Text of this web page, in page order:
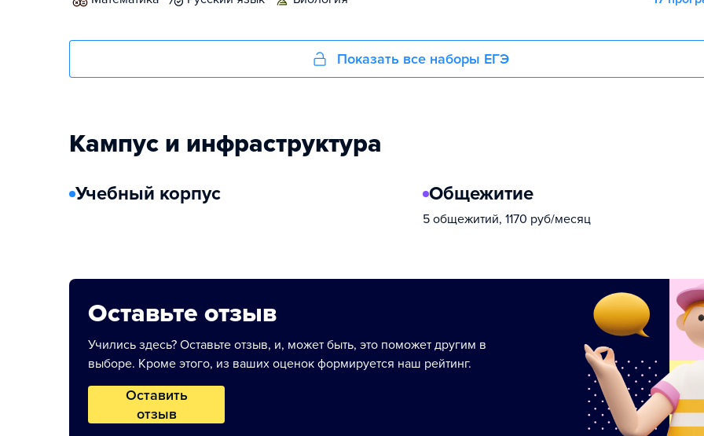
Показать все наборы ЕГЭ
Кампус и инфраструктура
Учебный корпус Общежитие
5 общежитий, 1170 руб/месяц
Оставьте отзыв
Учились здесь? Оставьте отзыв, и, может быть, это поможет другим в
выборе. Кроме этого, из ваших оценок формируется наш рейтинг.
Оставить
отзыв